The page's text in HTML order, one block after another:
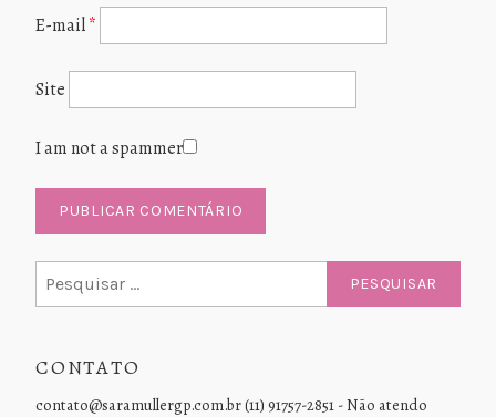
E-mail*
Site
I am not a spammer
por:
CONTATO
contato@saramullergp.com.br (11) 91757-2851 - Não atendo